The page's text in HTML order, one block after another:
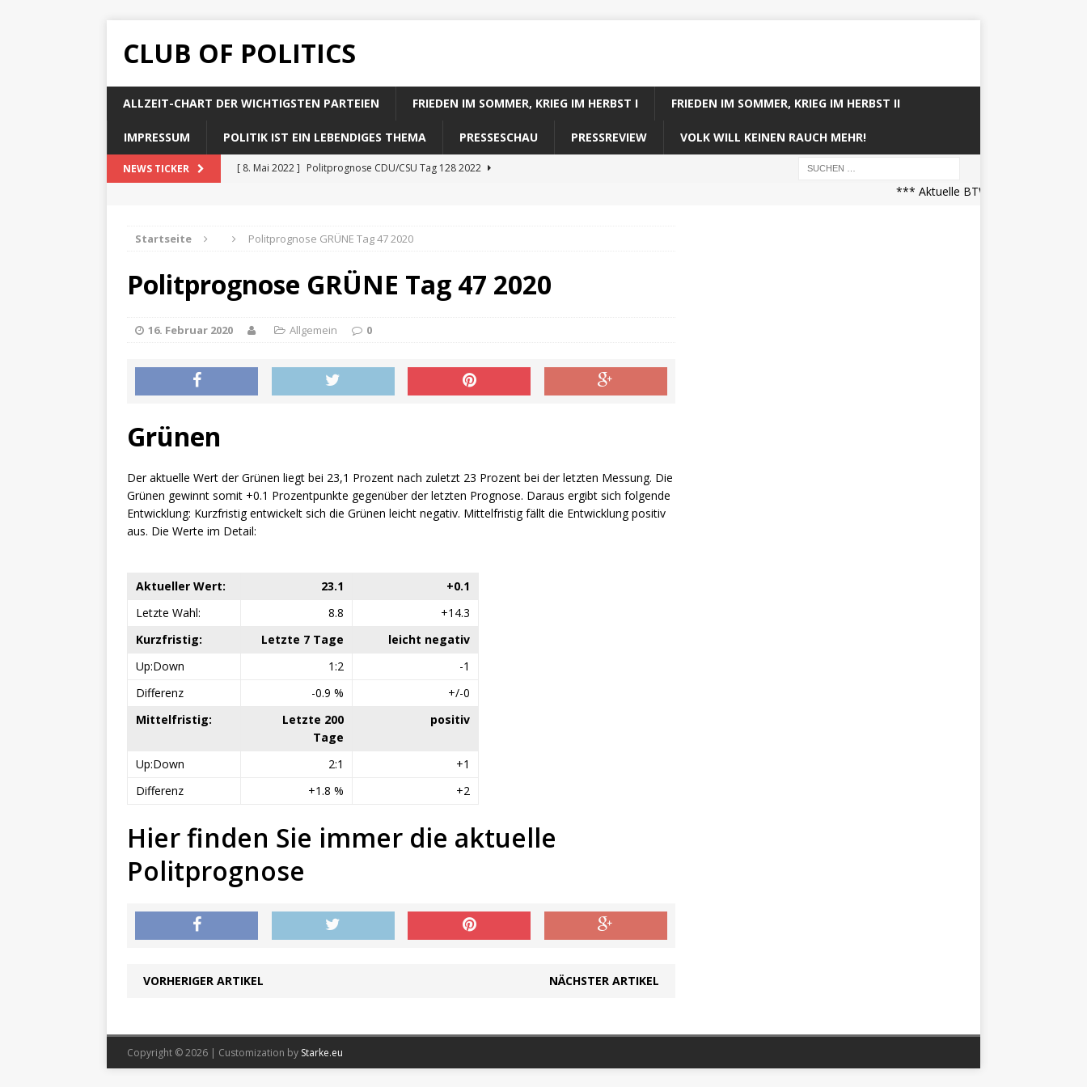
CLUB OF POLITICS
ALLZEIT-CHART DER WICHTIGSTEN PARTEIEN FRIEDEN IM SOMMER, KRIEG IM HERBST I FRIEDEN IM SOMMER, KRIEG IM HERBST II
IMPRESSUM POLITIK IST EIN LEBENDIGES THEMA PRESSESCHAU PRESSREVIEW VOLK WILL KEINEN RAUCH MEHR!
NEWS TICKER [ 8. Mai 2022 ] Politprognose CDU/CSU Tag 128 2022
[ 8. Mai 2022 ]
Politprognose Koalitionsrechner Tag 128 2022
*** Aktuelle BTW21 Prognose
Startseite Politprognose GRÜNE Tag 47 2020
Politprognose GRÜNE Tag 47 2020
16. Februar 2020 Allgemein 0
Grünen
Der aktuelle Wert der Grünen liegt bei 23,1 Prozent nach zuletzt 23 Prozent bei der letzten Messung. Die
Grünen gewinnt somit +0.1 Prozentpunkte gegenüber der letzten Prognose. Daraus ergibt sich folgende
Entwicklung: Kurzfristig entwickelt sich die Grünen leicht negativ. Mittelfristig fällt die Entwicklung positiv
aus. Die Werte im Detail:
Aktueller Wert: 23.1
+0.1
Letzte Wahl:
8.8
+14.3
Kurzfristig:
Letzte 7 Tage
leicht negativ
Up:Down
1:2
-1
Differenz
-0.9 %
+/-0
Mittelfristig:
Letzte 200
Tage
positiv
Up:Down 2:1
+1
Differenz
+1.8 % +2
Hier finden Sie immer die aktuelle
Politprognose
VORHERIGER ARTIKEL NÄCHSTER ARTIKEL
Copyright © 2026 | Customization by Starke.eu